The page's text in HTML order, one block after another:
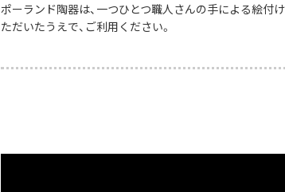
ポーランド陶器は、一つひとつ職人さんの手による絵付
ただいたうえで、ご利用ください。